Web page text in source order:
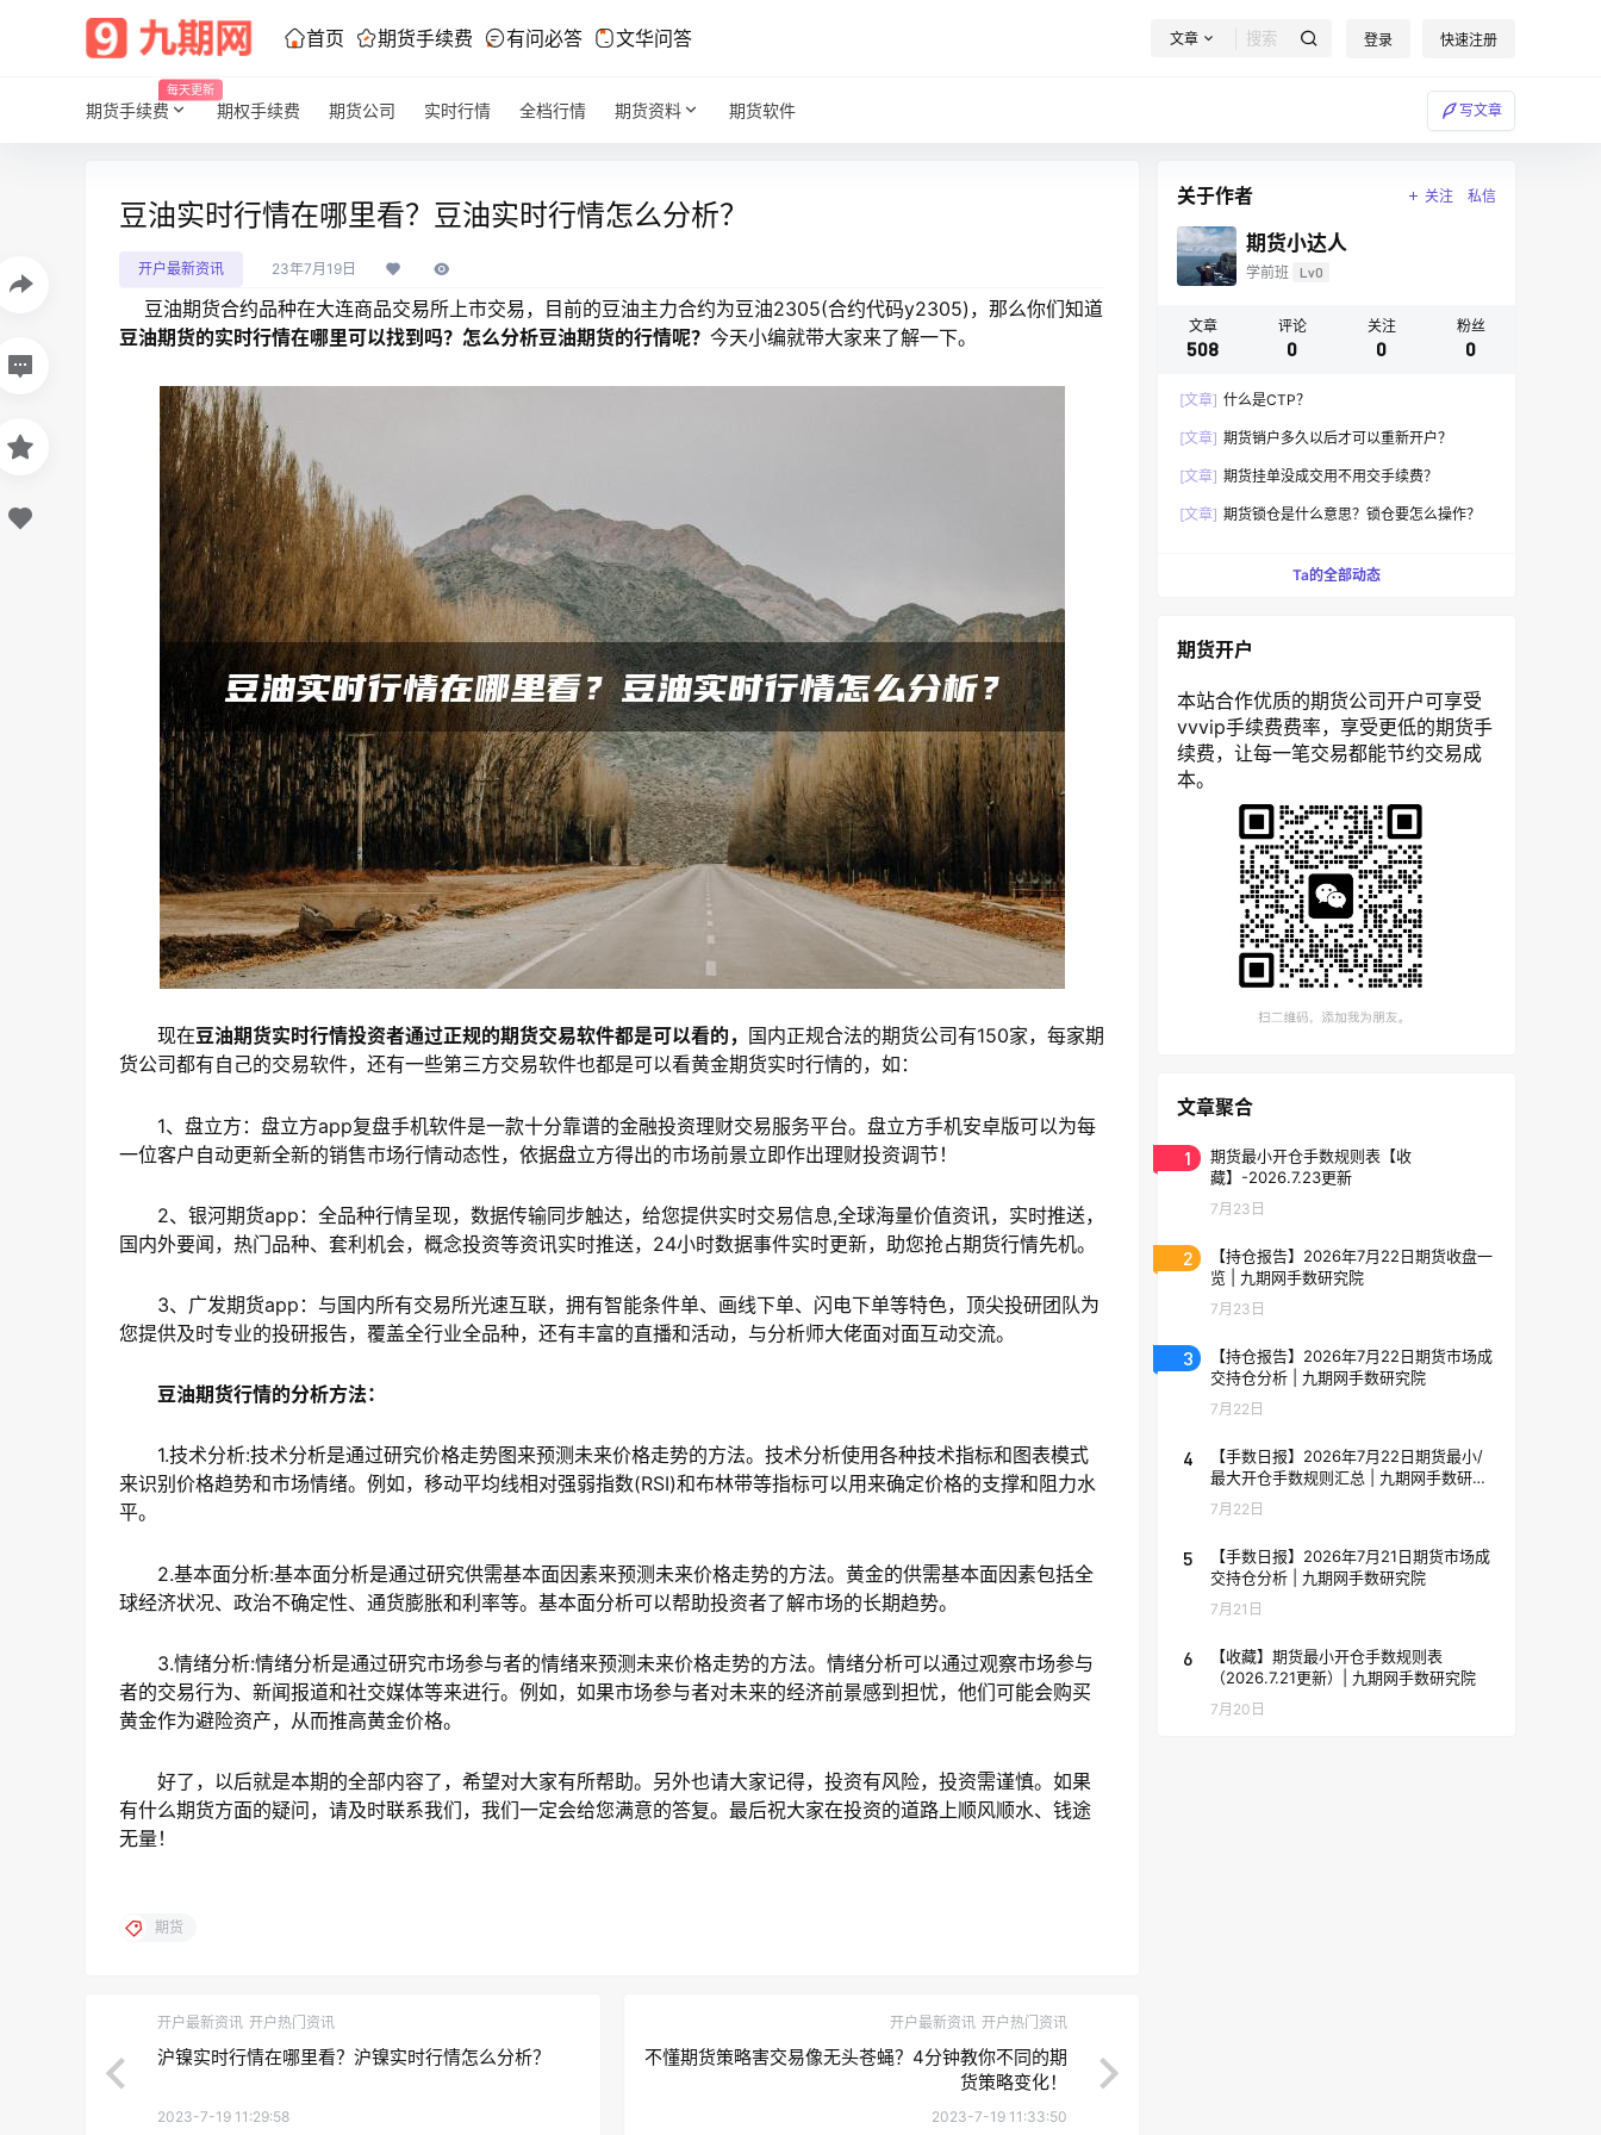
首页 期货手续费 有问必答 文华问答 文章 登录 快速注册
期货手续费
每天更新
期权手续费 期货公司 实时行情 全档行情 期货资料 期货软件 写文章
豆油实时行情在哪里看？豆油实时行情怎么分析？
开户最新资讯 23年7月19日
豆油期货合约品种在大连商品交易所上市交易，目前的豆油主力合约为豆油2305(合约代码y2305)，那么你们知道
豆油期货的实时行情在哪里可以找到吗？怎么分析豆油期货的行情呢？ 今天小编就带大家来了解一下。
现在豆油期货实时行情投资者通过正规的期货交易软件都是可以看的， 国内正规合法的期货公司有150家，每家期
货公司都有自己的交易软件，还有一些第三方交易软件也都是可以看黄金期货实时行情的，如：
1、盘立方：盘立方app复盘手机软件是一款十分靠谱的金融投资理财交易服务平台。盘立方手机安卓版可以为每
一位客户自动更新全新的销售市场行情动态性，依据盘立方得出的市场前景立即作出理财投资调节！
2、银河期货app：全品种行情呈现，数据传输同步触达，给您提供实时交易信息,全球海量价值资讯，实时推送，
国内外要闻，热门品种、套利机会，概念投资等资讯实时推送，24小时数据事件实时更新，助您抢占期货行情先机。
3、广发期货app：与国内所有交易所光速互联，拥有智能条件单、画线下单、闪电下单等特色，顶尖投研团队为
您提供及时专业的投研报告，覆盖全行业全品种，还有丰富的直播和活动，与分析师大佬面对面互动交流。
豆油期货行情的分析方法：
1.技术分析:技术分析是通过研究价格走势图来预测未来价格走势的方法。技术分析使用各种技术指标和图表模式
来识别价格趋势和市场情绪。例如，移动平均线相对强弱指数(RSI)和布林带等指标可以用来确定价格的支撑和阻力水
平。
2.基本面分析:基本面分析是通过研究供需基本面因素来预测未来价格走势的方法。黄金的供需基本面因素包括全
球经济状况、政治不确定性、通货膨胀和利率等。基本面分析可以帮助投资者了解市场的长期趋势。
3.情绪分析:情绪分析是通过研究市场参与者的情绪来预测未来价格走势的方法。情绪分析可以通过观察市场参与
者的交易行为、新闻报道和社交媒体等来进行。例如，如果市场参与者对未来的经济前景感到担忧，他们可能会购买
黄金作为避险资产，从而推高黄金价格。
好了，以后就是本期的全部内容了，希望对大家有所帮助。另外也请大家记得，投资有风险，投资需谨慎。如果
有什么期货方面的疑问，请及时联系我们，我们一定会给您满意的答复。最后祝大家在投资的道路上顺风顺水、钱途
无量！
期货
开户最新资讯 开户热门资讯
沪镍实时行情在哪里看？沪镍实时行情怎么分析？
2023-7-19 11:29:58
开户最新资讯 开户热门资讯
不懂期货策略害交易像无头苍蝇？4分钟教你不同的期
货策略变化！
2023-7-19 11:33:50
关于作者 关注 私信
期货小达人
学前班 Lv0
文章
508
评论
0
关注
0
粉丝
0
[文章] 什么是CTP？
[文章] 期货销户多久以后才可以重新开户？
[文章] 期货挂单没成交用不用交手续费？
[文章] 期货锁仓是什么意思？锁仓要怎么操作？
Ta的全部动态
期货开户
本站合作优质的期货公司开户可享受
vvvip手续费费率，享受更低的期货手
续费，让每一笔交易都能节约交易成
本。
文章聚合
1
期货最小开仓手数规则表【收
藏】-2026.7.23更新
7月23日
2
【持仓报告】2026年7月22日期货收盘一
览 | 九期网手数研究院
7月23日
3
【持仓报告】2026年7月22日期货市场成
交持仓分析 | 九期网手数研究院
7月22日
4
【手数日报】2026年7月22日期货最小/
最大开仓手数规则汇总 | 九期网手数研究
院
7月22日
5
【手数日报】2026年7月21日期货市场成
交持仓分析 | 九期网手数研究院
7月21日
6
【收藏】期货最小开仓手数规则表
（2026.7.21更新）| 九期网手数研究院
7月20日